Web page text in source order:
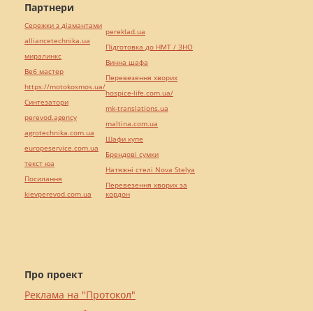
Про проект
Реклама на "Протокол"
Партнери
Сережки з діамантами
alliancetechnika.ua
миралинкс
Веб мастер
https://motokosmos.ua/
Синтезатори
perevod.agency
agrotechnika.com.ua
europeservice.com.ua
текст юа
Посилання
kievperevod.com.ua
pereklad.ua
Підготовка до НМТ / ЗНО
Винна шафа
Перевезення хворих
hospice-life.com.ua/
mk-translations.ua
maltina.com.ua
Шафи купе
Брендові сумки
Натяжні стелі Nova Stelya
Перевезення хворих за
кордон